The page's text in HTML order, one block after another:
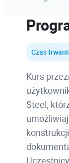
Czas
Kurs
Steel,